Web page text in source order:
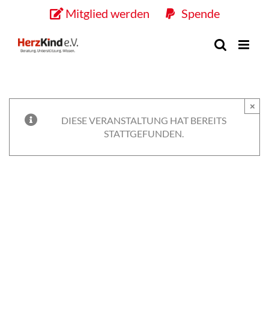
Mitglied werden Spende
DIESE VERANSTALTUNG HAT BEREITS
STATTGEFUNDEN.
×